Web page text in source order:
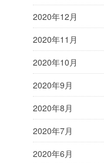
2020年12月
2020年11月
2020年10月
2020年9月
2020年8月
2020年7月
2020年6月